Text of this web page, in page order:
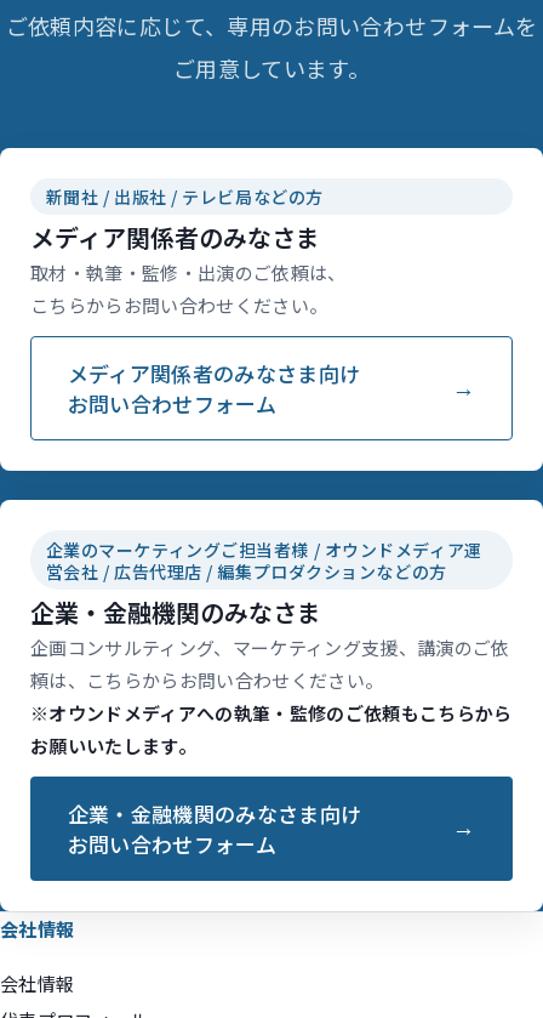
ご依頼内容に応じて、専用のお問い合わせフォームを
ご用意しています。
新聞社 / 出版社 / テレビ局などの方
メディア関係者のみなさま
取材・執筆・監修・出演のご依頼は、
こちらからお問い合わせください。
メディア関係者のみなさま向け
お問い合わせフォーム
企業のマーケティングご担当者様 / オウンドメディア運
営会社 / 広告代理店 / 編集プロダクションなどの方
企業・金融機関のみなさま
企画コンサルティング、マーケティング支援、講演のご依
頼は、こちらからお問い合わせください。
※オウンドメディアへの執筆・監修のご依頼もこちらから
お願いいたします。
企業・金融機関のみなさま向け
お問い合わせフォーム
会社情報
会社情報